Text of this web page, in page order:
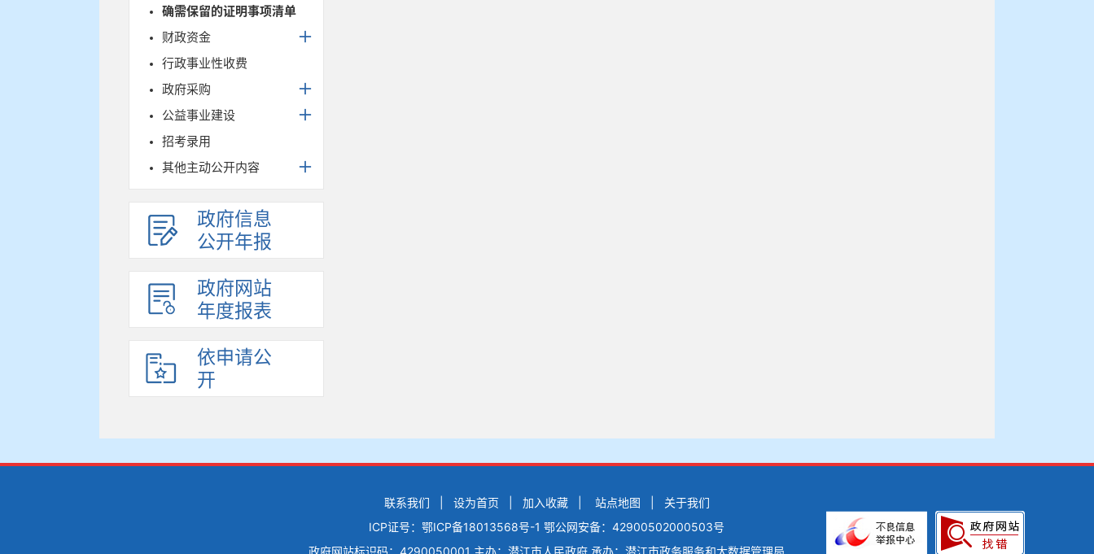
确需保留的证明事项清单
财政资金
行政事业性收费
政府采购
公益事业建设
招考录用
其他主动公开内容
政府信息
公开年报
政府网站
年度报表
依申请公
开
联系我们 设为首页 加入收藏 站点地图
关于我们
ICP证号：鄂ICP备18013568号-1鄂公网安备：42900502000503号
政府网站标识码：4290050001 主办：潜江市人民政府 承办：潜江市政务服务和大数据管理局